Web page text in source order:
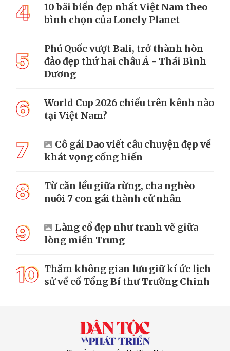
4
10 bãi biển đẹp nhất Việt Nam theo
bình chọn của Lonely Planet
5
Phú Quốc vượt Bali, trở thành hòn
đảo đẹp thứ hai châu Á - Thái Bình
Dương
6
World Cup 2026 chiếu trên kênh nào
tại Việt Nam?
7
Cô gái Dao viết câu chuyện đẹp về
khát vọng cống hiến
8
Từ căn lều giữa rừng, cha nghèo
nuôi 7 con gái thành cử nhân
9
Làng cổ đẹp như tranh vẽ giữa
lòng miền Trung
10 Thăm không gian lưu giữ kí ức lịch
sử về cố Tổng Bí thư Trường Chinh